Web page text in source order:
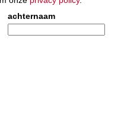
achternaam